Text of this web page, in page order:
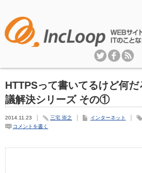
HTTPSって書いてるけど何
議解決シリーズ その①
2014.11.23 三宅 崇之 インターネット
コメントを書く